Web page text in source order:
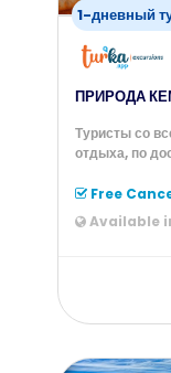
1-дневный
ПРИРОДА
Туристы со
отдыха, по
Free
Available